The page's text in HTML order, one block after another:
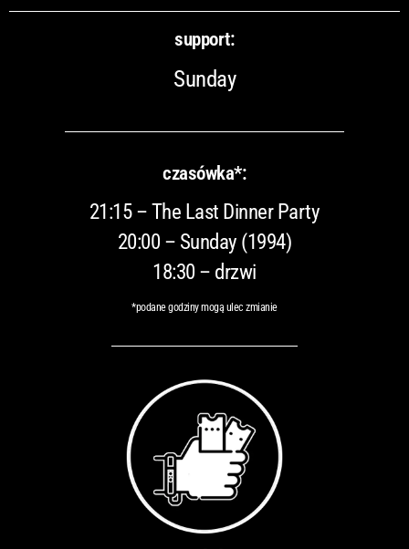
support:
Sunday
czasówka*:
21:15 – The Last Dinner Party
20:00 – Sunday (1994)
18:30 – drzwi
*podane godziny mogą ulec zmianie